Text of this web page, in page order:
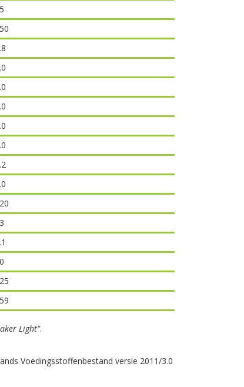
Light".
Voedingsstoffenbestand versie 2011/3.0